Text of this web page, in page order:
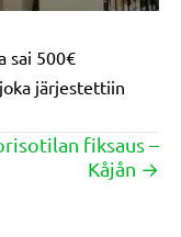
sai 500€
järjestettiin
fiksaus –
Kåjån →